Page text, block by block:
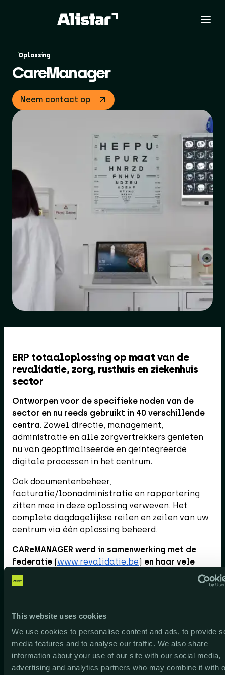
This website uses cookies
We use cookies to personalise content and ads, to provide
media features and to analyse our traffic. We also share
information about your use of our site with our social media,
advertising and analytics partners who may combine it with
Oplossing
CareManager
Neem contact op
ERP totaaloplossing op maat van de
revalidatie, zorg, rusthuis en ziekenhuis
sector
Ontworpen voor de specifieke noden van de
sector en nu reeds gebruikt in 40 verschillende
centra. Zowel directie, management,
administratie en alle zorgvertrekkers genieten
nu van geoptimaliseerde en geïntegreerde
digitale processen in het centrum.
Ook documentenbeheer,
facturatie/loonadministratie en rapportering
zitten mee in deze oplossing verweven. Het
complete dagdagelijkse reilen en zeilen van uw
centrum via één oplossing beheerd.
CAReMANAGER werd in samenwerking met de
federatie (www.revalidatie.be) en haar vele
honderden gebruikers ontwikkeld
geleid tot een volledige web-based oplossing
die naadloos aansluit bij de behoefte van de
mogelijkheden werden ontwikkeld op basis van
gebruikersbehoeften rechtstreeks gedistilleerd
op de werkvloer.Real life praktische tools
Software ambulante revalidatie, zorg, rust en